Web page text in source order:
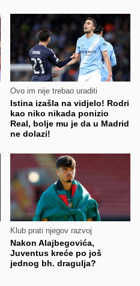
Ovo im nije trebao uraditi
Istina izašla na vidjelo! Rodri
kao niko nikada ponizio
Real, bolje mu je da u Madrid
ne dolazi!
Klub prati njegov razvoj
Nakon Alajbegovića,
Juventus kreće po još
jednog bh. dragulja?